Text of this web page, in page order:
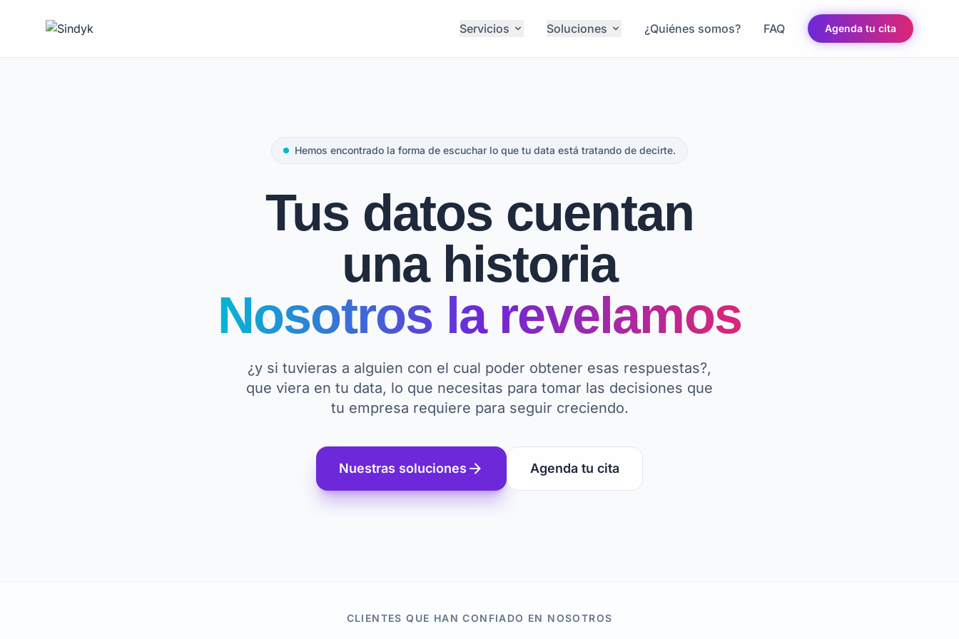
Servicios Soluciones ¿Quiénes somos? FAQ Agenda tu cita
Hemos encontrado la forma de escuchar lo que tu data está tratando de decirte.
Tus datos cuentan
una historia
Nosotros la revelamos
¿y si tuvieras a alguien con el cual poder obtener esas respuestas?,
que viera en tu data, lo que necesitas para tomar las decisiones que
tu empresa requiere para seguir creciendo.
Nuestras soluciones arrow_forward Agenda tu cita
CLIENTES QUE HAN CONFIADO EN NOSOTROS